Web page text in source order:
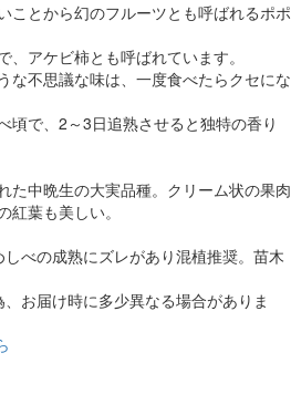
ことから幻のフルーツとも呼ばれるポポ
アケビ柿とも呼ばれています。
な不思議な味は、一度食べたらクセにな
頃で、2～3日追熟させると独特の香り
た中晩生の大実品種。クリーム状の果肉
葉も美しい。
べの成熟にズレがあり混植推奨。苗木
お届け時に多少異なる場合がありま